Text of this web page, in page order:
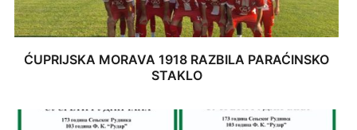
ĆUPRIJSKA MORAVA 1918 RAZBILA PARAĆINSKO
STAKLO